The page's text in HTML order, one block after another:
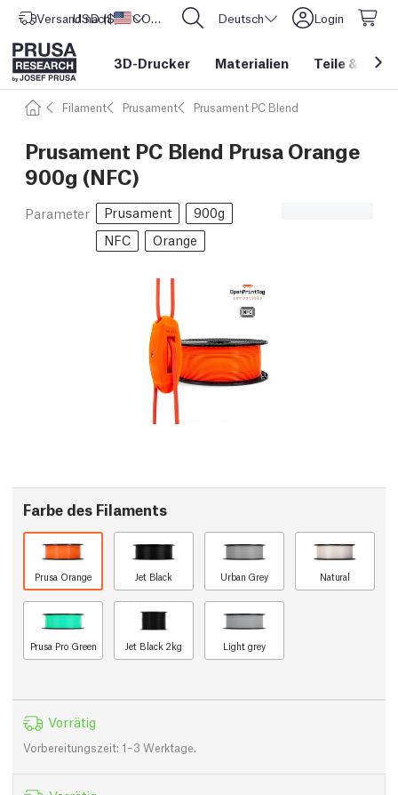
Versand nach Vereinigte Staaten
USD ($) CORE One L: Jetzt auf Lager! Deutsch Login
3D-Drucker Materialien Teile &
Filament Prusament Prusament PC Blend
Prusament PC Blend Prusa Orange
900g (NFC)
Parameter Prusament
900g
NFC
Orange
Farbe des Filaments
Prusa Orange Jet Black Urban Grey Natural
Prusa Pro Green Jet Black 2kg Light grey
Vorrätig
Vorbereitungszeit: 1–3 Werktage.